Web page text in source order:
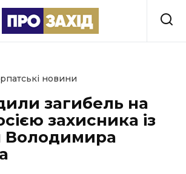
новини
загибель на
захисника із
Володимира